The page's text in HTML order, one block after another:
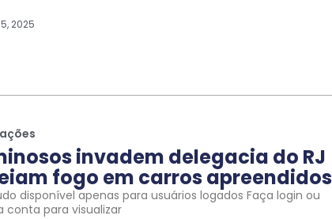
2025
invadem delegacia do RJ
fogo em carros apreendidos
disponível apenas para usuários logados Faça login ou
conta para visualizar